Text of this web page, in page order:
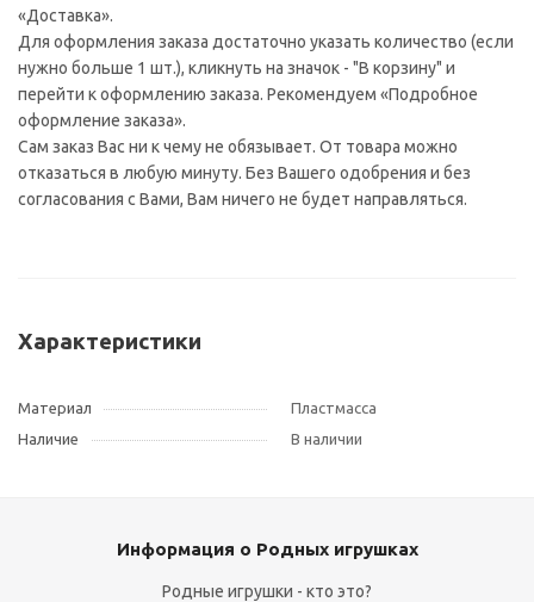
«Доставка».
Для оформления заказа достаточно указать количество (если
нужно больше 1 шт.), кликнуть на значок - "В корзину" и
перейти к оформлению заказа. Рекомендуем «Подробное
оформление заказа».
Сам заказ Вас ни к чему не обязывает. От товара можно
отказаться в любую минуту. Без Вашего одобрения и без
согласования с Вами, Вам ничего не будет направляться.
Характеристики
Материал
Пластмасса
Наличие
В наличии
Информация о Родных игрушках
Родные игрушки - кто это?